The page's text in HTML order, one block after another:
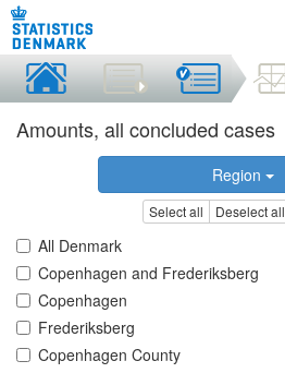
Amounts, all concluded cases
Region
Select all Deselect all
All Denmark
Copenhagen and Frederiksberg
Copenhagen
Frederiksberg
Copenhagen County